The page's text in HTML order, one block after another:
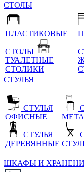
СТОЛЫ
ПЛАСТИКОВЫЕ
СТОЛЫ
ТУАЛЕТНЫЕ
СТОЛИКИ
СТУЛЬЯ
СТУЛЬЯ
ОФИСНЫЕ
СТУЛЬЯ
ДЕРЕВЯННЫЕ
ШКАФЫ И